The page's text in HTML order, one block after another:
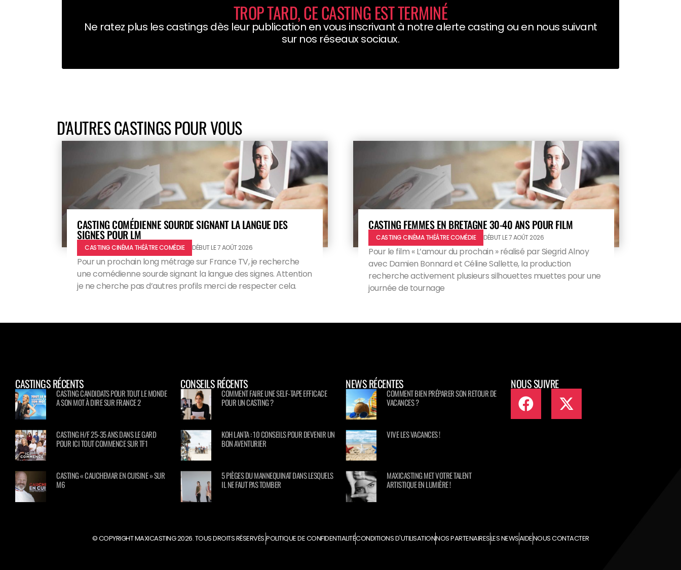
TROP TARD, CE CASTING EST TERMINÉ
Ne ratez plus les castings dès leur publication en vous inscrivant à notre alerte casting ou en nous suivant
sur nos réseaux sociaux.
D'AUTRES CASTINGS POUR VOUS
CASTING COMÉDIENNE SOURDE SIGNANT LA LANGUE DES
SIGNES POUR LM
CASTING CINÉMA THÉÂTRE COMÉDIE DÉBUT LE 7 AOÛT 2026
Pour un prochain long métrage sur France TV, je recherche
une comédienne sourde signant la langue des signes. Attention
je ne cherche pas d’autres profils merci de respecter cela.
CASTING FEMMES EN BRETAGNE 30-40 ANS POUR FILM
CASTING CINÉMA THÉÂTRE COMÉDIE DÉBUT LE 7 AOÛT 2026
Pour le film « L’amour du prochain » réalisé par Siegrid Alnoy
avec Damien Bonnard et Céline Sallette, la production
recherche activement plusieurs silhouettes muettes pour une
journée de tournage
CASTINGS RÉCENTS
CASTING CANDIDATS POUR TOUT LE MONDE
A SON MOT À DIRE SUR FRANCE 2
CASTING H/F 25-35 ANS DANS LE GARD
POUR ICI TOUT COMMENCE SUR TF1
CASTING « CAUCHEMAR EN CUISINE » SUR
M6
CONSEILS RÉCENTS
COMMENT FAIRE UNE SELF-TAPE EFFICACE
POUR UN CASTING ?
KOH LANTA : 10 CONSEILS POUR DEVENIR UN
BON AVENTURIER
5 PIÈGES DU MANNEQUINAT DANS LESQUELS
IL NE FAUT PAS TOMBER
NEWS RÉCENTES
COMMENT BIEN PRÉPARER SON RETOUR DE
VACANCES ?
VIVE LES VACANCES !
MAXICASTING MET VOTRE TALENT
ARTISTIQUE EN LUMIÈRE !
NOUS SUIVRE
© COPYRIGHT MAXICASTING 2026. TOUS DROITS RÉSERVÉS.POLITIQUE DE CONFIDENTIALITÉCONDITIONS D'UTILISATIONNOS PARTENAIRESLES NEWSAIDENOUS CONTACTER